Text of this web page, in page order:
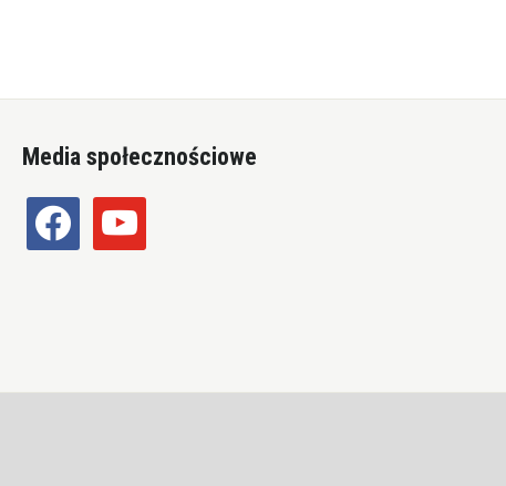
Media społecznościowe
facebook youtube